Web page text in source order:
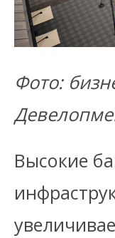
Фото:
Высокие